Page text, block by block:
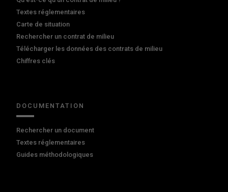
Textes réglementaires
Carte de situation
Rechercher un contrat de milieu
Télécharger les données des contrats de milieu
Chiffres clés
DOCUMENTATION
Rechercher un document
Textes réglementaires
Guides méthodologiques